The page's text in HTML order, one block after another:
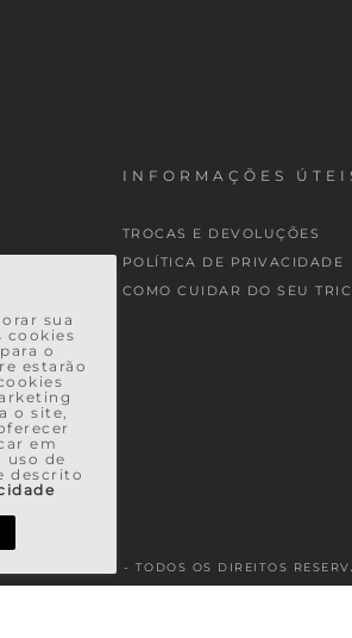
sua
cookies
o
estarão
o site,
em
uso de
descrito
INFORMAÇÕES
TROCAS E DEVOLUÇÕES
POLÍTICA DE PRIVACIDADE
COMO CUIDAR DO SEU
© 2026 - TODOS OS DIREITOS